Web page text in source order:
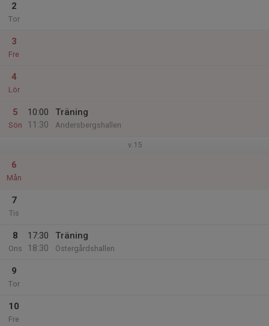
2
Tor
3
Fre
4
Lör
5
Sön
10:00
11:30
Träning
Andersbergshallen
v.15
6
Mån
7
Tis
8
Ons
17:30
18:30
Träning
Östergårdshallen
9
Tor
10
Fre